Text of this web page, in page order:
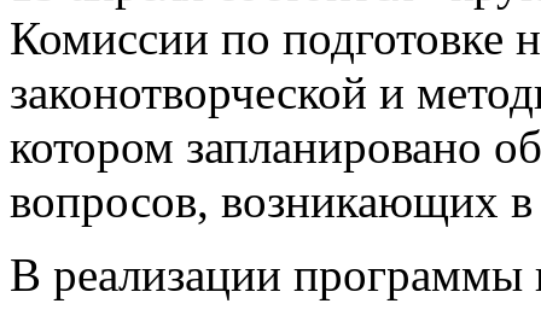
Комиссии по подготовке
законотворческой и
котором запланировано
вопросов, возникающих в
В реализации